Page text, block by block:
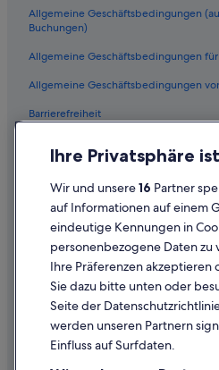
Allgemeine Geschäftsbedingungen
Buchungen)
Allgemeine Geschäftsbedingungen
Allgemeine Geschäftsbedingungen
Barrierefreiheit
Inhaltsrichtlinien und Melden von
Hilfe
Hilfe
Flug stornieren
Ihre Privatsphäre
Wir und unsere16 Partner
auf Informationen auf einem
eindeutige Kennungen in
personenbezogene Daten zu
Ihre Präferenzen akzeptieren
Sie dazu bitte unten oder
Seite der
werden unseren Partnern
Einfluss auf Surfdaten.